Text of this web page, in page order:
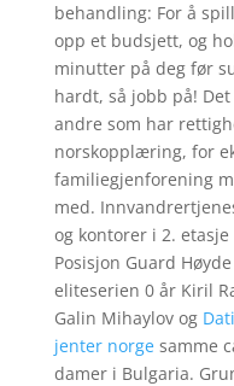
behandling: For å
opp et budsjett, og
minutter på deg før
hardt, så jobb på!
andre som har
norskopplæring, for
familiegjenforening
med.
og kontorer i 2. etasje
Posisjon Guard
eliteserien 0 år Kiril
Galin Mihaylov og
jenter norgesamme
damer i Bulgaria.